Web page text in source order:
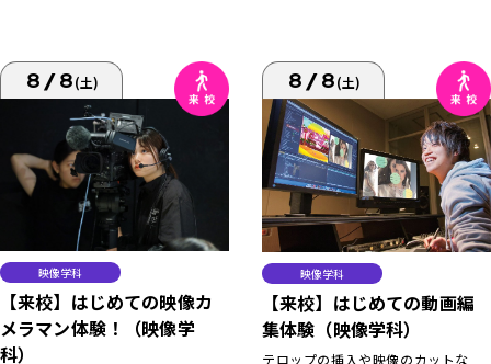
8/8(土)
映像学科
【来校】はじめての映像カ
メラマン体験！（映像学
科）
8/8(土)
映像学科
【来校】はじめての動画編
集体験（映像学科）
テロップの挿入や映像のカットな